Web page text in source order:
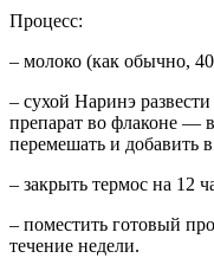
Процесс:
– молоко (как обычно,
– сухой Наринэ
препарат во флаконе —
перемешать и добавить
– закрыть термос на 12
– поместить готовый
течение недели.